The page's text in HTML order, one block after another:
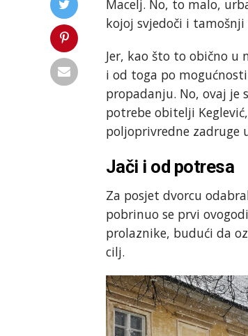
Macelj. No, to malo,
kojoj svjedoči i
Jer, kao što to obično u
i od toga po
propadanju. No, ovaj je
potrebe obitelji
poljoprivredne zadruge
Jači i od potresa
Za posjet dvorcu
pobrinuo se prvi
prolaznike, budući da
cilj.